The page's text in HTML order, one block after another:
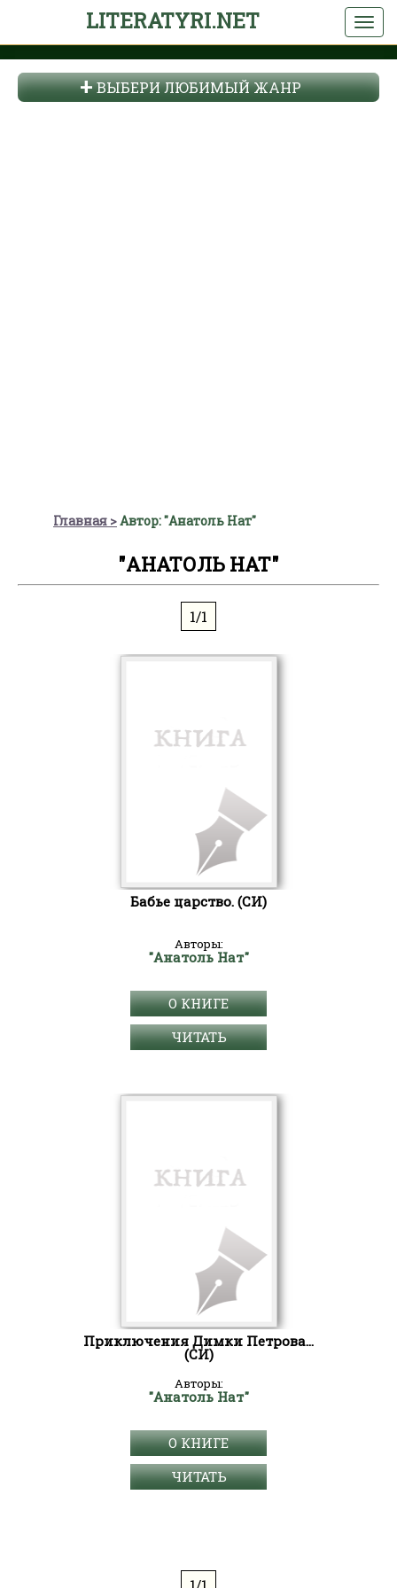
LITERATYRI.NET
ВЫБЕРИ ЛЮБИМЫЙ ЖАНР
Главная Автор: "Анатоль Нат"
"АНАТОЛЬ НАТ"
1/1
Бабье царство. (СИ)
Авторы:
"Анатоль Нат"
О КНИГЕ
ЧИТАТЬ
Приключения Димки Петрова...
(СИ)
Авторы:
"Анатоль Нат"
О КНИГЕ
ЧИТАТЬ